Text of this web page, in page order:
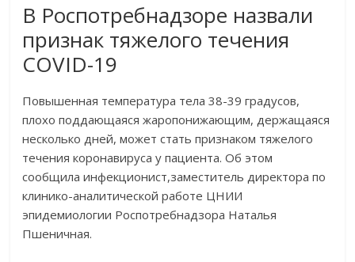
В Роспотребнадзоре назвали
признак тяжелого течения
COVID-19
Повышенная температура тела 38-39 градусов,
плохо поддающаяся жаропонижающим, держащаяся
несколько дней, может стать признаком тяжелого
течения коронавируса у пациента. Об этом
сообщила инфекционист,заместитель директора по
клинико-аналитической работе ЦНИИ
эпидемиологии Роспотребнадзора Наталья
Пшеничная.